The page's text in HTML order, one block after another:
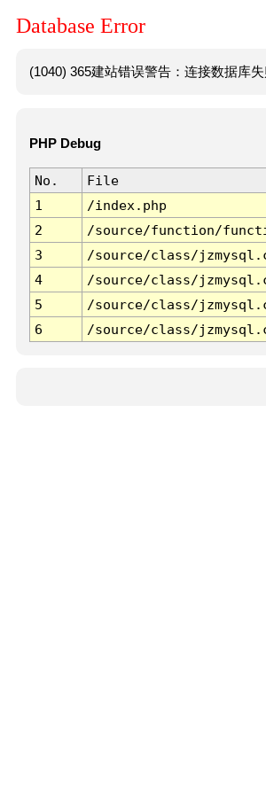
Database Error
(1040) 365建站错误警告：连接数据库
PHP Debug
No. File
1
/index.php
2
/source/function/
3
/source/class/
4
/source/class/
5
/source/class/
6
/source/class/